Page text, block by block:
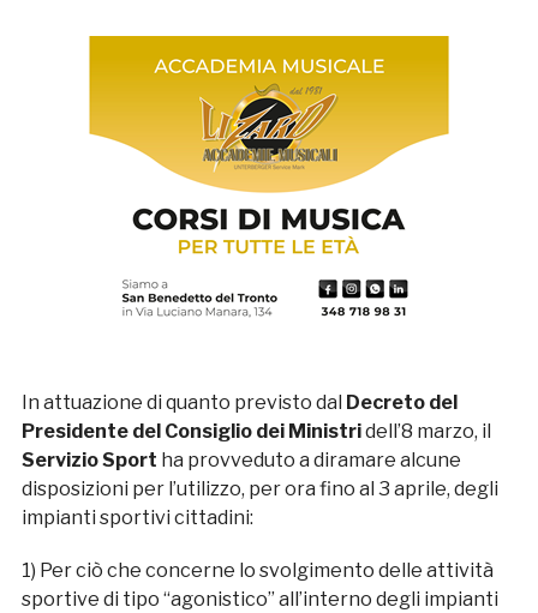
In attuazione di quanto previsto dal Decreto del
Presidente del Consiglio dei Ministridell’8 marzo, il
Servizio Sport ha provveduto a diramare alcune
disposizioni per l’utilizzo, per ora fino al 3 aprile, degli
impianti sportivi cittadini:
1) Per ciò che concerne lo svolgimento delle attività
sportive di tipo “agonistico” all’interno degli impianti